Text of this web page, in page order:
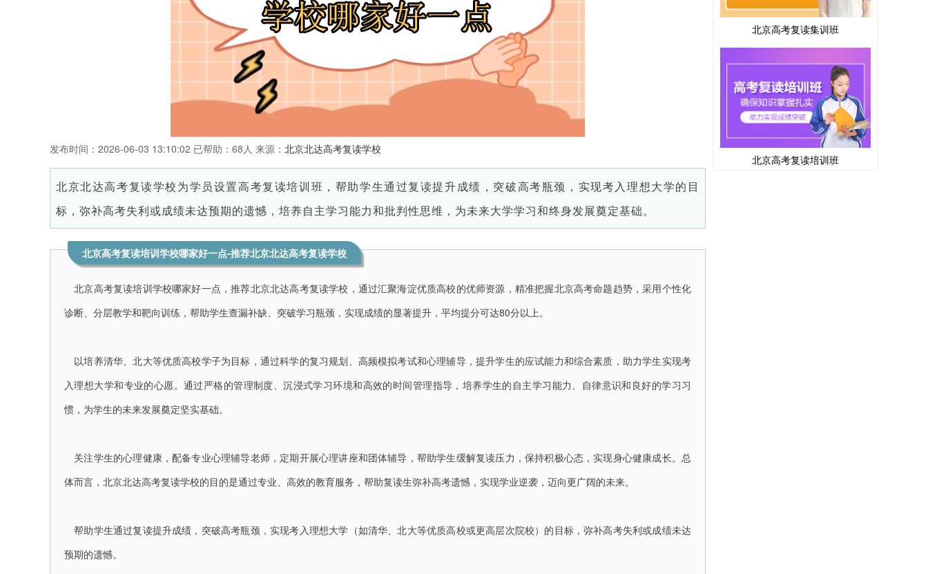
发布时间： 2026-06-03 13:10:02 已帮助： 68人 来源： 北京北达高考复读学校
北京北达高考复读学校为学员设置高考复读培训班， 帮助学生通过复读提升成绩，突破高考瓶颈，实现考入理想大学的目
标，弥补高考失利或成绩未达预期的遗憾， 培养自主学习能力和批判性思维，为未来大学学习和终身发展奠定基础。
北京高考复读培训学校哪家好一点-推荐北京北达高考复读学校
北京高考复读培训学校哪家好一点，推荐北京北达高考复读学校，通过汇聚海淀优质高校的优师资源，精准把握北京高考命题趋势，采用个性化
诊断、分层教学和靶向训练，帮助学生查漏补缺、突破学习瓶颈，实现成绩的显著提升，平均提分可达80分以上。
以培养清华、北大等优质高校学子为目标，通过科学的复习规划、高频模拟考试和心理辅导，提升学生的应试能力和综合素质，助力学生实现考
入理想大学和专业的心愿。通过严格的管理制度、沉浸式学习环境和高效的时间管理指导，培养学生的自主学习能力、自律意识和良好的学习习
惯，为学生的未来发展奠定坚实基础。
关注学生的心理健康，配备专业心理辅导老师，定期开展心理讲座和团体辅导，帮助学生缓解复读压力，保持积极心态，实现身心健康成长。总
体而言，北京北达高考复读学校的目的是通过专业、高效的教育服务，帮助复读生弥补高考遗憾，实现学业逆袭，迈向更广阔的未来。
帮助学生通过复读提升成绩，突破高考瓶颈，实现考入理想大学（如清华、北大等优质高校或更高层次院校）的目标，弥补高考失利或成绩未达
预期的遗憾。
北京高考复读集训班
北京高考复读培训班